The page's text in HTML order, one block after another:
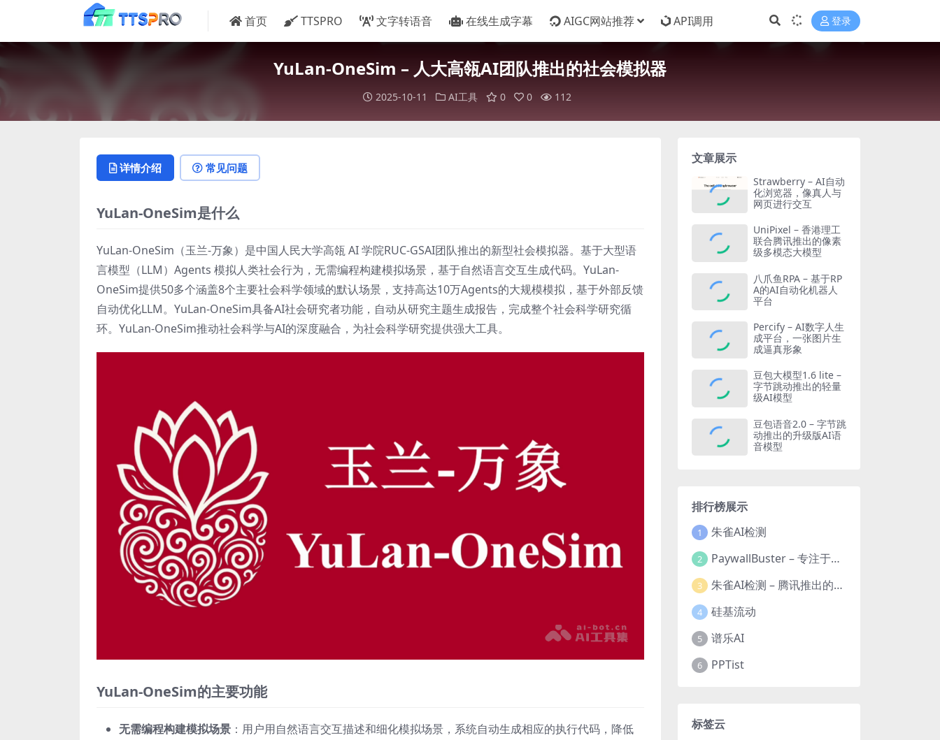
首页 TTSPRO 文字转语音 在线生成字幕 AIGC网站推荐 API调用 登录
YuLan-OneSim – 人大高瓴AI团队推出的社会模拟器
2025-10-11 AI工具 0 0 112
详情介绍 常见问题
YuLan-OneSim是什么
YuLan-OneSim（玉兰-万象）是中国人民大学高瓴 AI 学院RUC-GSAI团队推出的新型社会模拟器。基于大型语
言模型（LLM）Agents 模拟人类社会行为，无需编程构建模拟场景，基于自然语言交互生成代码。YuLan-
OneSim提供50多个涵盖8个主要社会科学领域的默认场景，支持高达10万Agents的大规模模拟，基于外部反馈
自动优化LLM。YuLan-OneSim具备AI社会研究者功能，自动从研究主题生成报告，完成整个社会科学研究循
环。YuLan-OneSim推动社会科学与AI的深度融合，为社会科学研究提供强大工具。
YuLan-OneSim的主要功能
无需编程构建模拟场景 ：用户用自然语言交互描述和细化模拟场景，系统自动生成相应的执行代码，降低
文章展示
Strawberry – AI自动
化浏览器，像真人与
网页进行交互
UniPixel – 香港理工
联合腾讯推出的像素
级多模态大模型
八爪鱼RPA – 基于RP
A的AI自动化机器人
平台
Percify – AI数字人生
成平台，一张图片生
成逼真形象
豆包大模型1.6 lite –
字节跳动推出的轻量
级AI模型
豆包语音2.0 – 字节跳
动推出的升级版AI语
音模型
排行榜展示
1 朱雀AI检测
2 PaywallBuster – 专注于帮助用户移除付费墙的在线工具
3 朱雀AI检测 – 腾讯推出的AI图像和文本鉴别工具
4 硅基流动
5 谱乐AI
6 PPTist
标签云